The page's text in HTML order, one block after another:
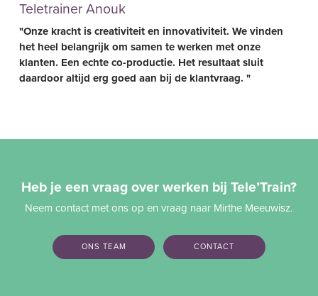
Teletrainer Anouk
"Onze kracht is creativiteit en innovativiteit. We vinden
het heel belangrijk om samen te werken met onze
klanten. Een echte co-productie. Het resultaat sluit
daardoor altijd erg goed aan bij de klantvraag. "
Heb je een vraag over werken bij Tele’Train?
Neem contact met ons op en vraag naar Mirthe Meeuwisz.
ONS TEAM CONTACT